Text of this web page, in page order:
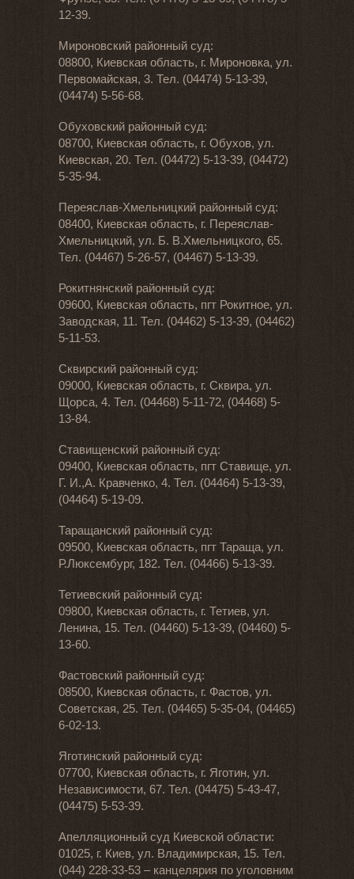
12-39.
Мироновский районный суд:
08800, Киевская область, г. Мироновка, ул.
Первомайская, 3. Тел. (04474) 5-13-39,
(04474) 5-56-68.
Обуховский районный суд:
08700, Киевская область, г. Обухов, ул.
Киевская, 20. Тел. (04472) 5-13-39, (04472)
5-35-94.
Переяслав-Хмельницкий районный суд:
08400, Киевская область, г. Переяслав-
Хмельницкий, ул. Б. В.Хмельницкого, 65.
Тел. (04467) 5-26-57, (04467) 5-13-39.
Рокитнянский районный суд:
09600, Киевская область, пгт Рокитное, ул.
Заводская, 11. Тел. (04462) 5-13-39, (04462)
5-11-53.
Сквирский районный суд:
09000, Киевская область, г. Сквира, ул.
Щорса, 4. Тел. (04468) 5-11-72, (04468) 5-
13-84.
Ставищенский районный суд:
09400, Киевская область, пгт Ставище, ул.
Г. И.,А. Кравченко, 4. Тел. (04464) 5-13-39,
(04464) 5-19-09.
Таращанский районный суд:
09500, Киевская область, пгт Тараща, ул.
Р.Люксембург, 182. Тел. (04466) 5-13-39.
Тетиевский районный суд:
09800, Киевская область, г. Тетиев, ул.
Ленина, 15. Тел. (04460) 5-13-39, (04460) 5-
13-60.
Фастовский районный суд:
08500, Киевская область, г. Фастов, ул.
Советская, 25. Тел. (04465) 5-35-04, (04465)
6-02-13.
Яготинский районный суд:
07700, Киевская область, г. Яготин, ул.
Независимости, 67. Тел. (04475) 5-43-47,
(04475) 5-53-39.
Апелляционный суд Киевской области:
01025, г. Киев, ул. Владимирская, 15. Тел.
(044) 228-33-53 – канцелярия по уголовним